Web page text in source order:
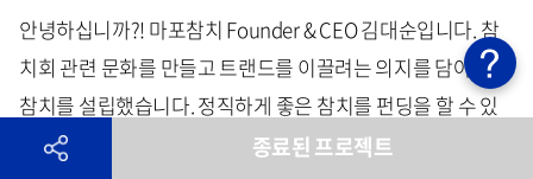
안녕하십니까?! 마포참치 Founder & CEO 김대순입니다. 참
치회 관련 문화를 만들고 트랜드를 이끌려는 의지를 담아 마포
참치를 설립했습니다. 정직하게 좋은 참치를 펀딩을 할 수 있
어 참 기쁘게 생각합니다.
종료된 프로젝트